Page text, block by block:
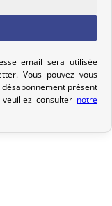
la meilleure option.
ouvrables suivant
recevrez un e-mail
Nous offrons
à vos besoins.
email sera utilisée
Vous pouvez vous
présent
consulter notre